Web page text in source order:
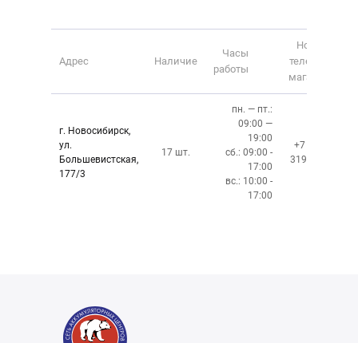
Адрес Наличие
Часы
работы
Номер
телефона
магазина
г. Новосибирск,
ул.
Большевистская,
177/3
17 шт.
пн. — пт.:
09:00 —
19:00
сб.: 09:00 -
17:00
вс.: 10:00 -
17:00
+7 (383)
319-10-40